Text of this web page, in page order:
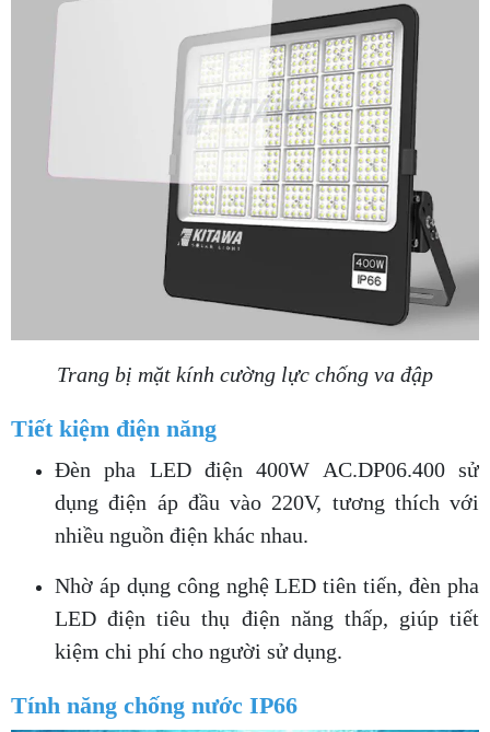
Trang bị mặt kính cường lực chống va đập
Tiết kiệm điện năng
Đèn pha LED điện 400W AC.DP06.400 sử
dụng điện áp đầu vào 220V, tương thích với
nhiều nguồn điện khác nhau.
Nhờ áp dụng công nghệ LED tiên tiến, đèn pha
LED điện tiêu thụ điện năng thấp, giúp tiết
kiệm chi phí cho người sử dụng.
Tính năng chống nước IP66